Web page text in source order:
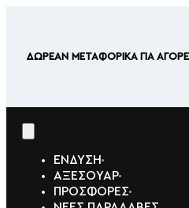
ΔΩΡΕΑΝ ΜΕΤΑΦΟΡΙΚΑ ΓΙΑ
ΕΝΔΥΣΗ
ΑΞΕΣΟΥΑΡ
ΠΡΟΣΦΟΡΕΣ